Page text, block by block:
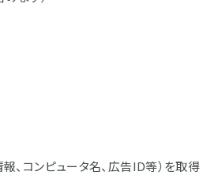
、コンピュータ名、広告ID等）を取得